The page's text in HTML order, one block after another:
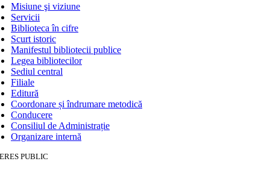
Misiune şi viziune
Servicii
Biblioteca în cifre
Scurt istoric
Manifestul bibliotecii publice
Legea bibliotecilor
Sediul central
Filiale
Editură
Coordonare și îndrumare metodică
Conducere
Consiliul de Administrație
Organizare internă
PUBLIC